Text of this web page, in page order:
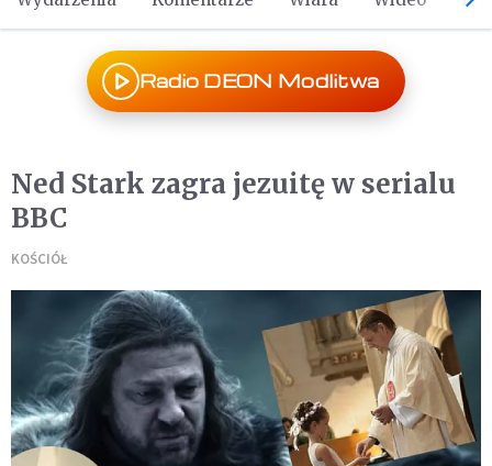
Radio DEON Modlitwa
Ned Stark zagra jezuitę w serialu
BBC
KOŚCIÓŁ